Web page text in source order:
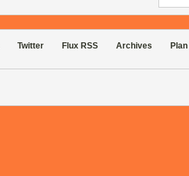
Twitter Flux RSS Archives